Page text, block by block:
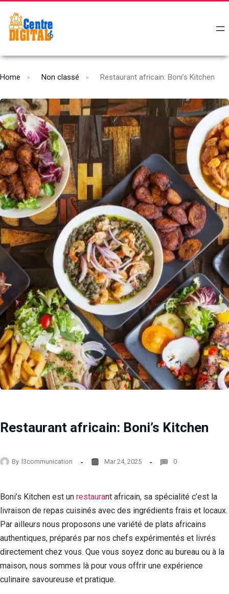
Home Non classé Restaurant africain: Boni’s Kitchen
Restaurant africain: Boni’s Kitchen
By l3communication Mar 24, 2025 0
Boni’s Kitchen est un restaurant africain, sa spécialité c’est la
livraison de repas cuisinés avec des ingrédients frais et locaux.
Par ailleurs nous proposons une variété de plats africains
authentiques, préparés par nos chefs expérimentés et livrés
directement chez vous. Que vous soyez donc au bureau ou à la
maison, nous sommes là pour vous offrir une expérience
culinaire savoureuse et pratique.